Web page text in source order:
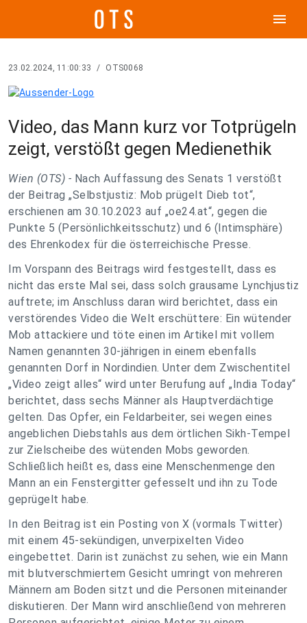
menu
23.02.2024, 11:00:33 / OTS0068
Video, das Mann kurz vor Totprügeln
zeigt, verstößt gegen Medienethik
Wien (OTS) - Nach Auffassung des Senats 1 verstößt
der Beitrag „Selbstjustiz: Mob prügelt Dieb tot“,
erschienen am 30.10.2023 auf „oe24.at“, gegen die
Punkte 5 (Persönlichkeitsschutz) und 6 (Intimsphäre)
des Ehrenkodex für die österreichische Presse.
Im Vorspann des Beitrags wird festgestellt, dass es
nicht das erste Mal sei, dass solch grausame Lynchjustiz
auftrete; im Anschluss daran wird berichtet, dass ein
verstörendes Video die Welt erschüttere: Ein wütender
Mob attackiere und töte einen im Artikel mit vollem
Namen genannten 30-jährigen in einem ebenfalls
genannten Dorf in Nordindien. Unter dem Zwischentitel
„Video zeigt alles“ wird unter Berufung auf „India Today“
berichtet, dass sechs Männer als Hauptverdächtige
gelten. Das Opfer, ein Feldarbeiter, sei wegen eines
angeblichen Diebstahls aus dem örtlichen Sikh-Tempel
zur Zielscheibe des wütenden Mobs geworden.
Schließlich heißt es, dass eine Menschenmenge den
Mann an ein Fenstergitter gefesselt und ihn zu Tode
geprügelt habe.
In den Beitrag ist ein Posting von X (vormals Twitter)
mit einem 45-sekündigen, unverpixelten Video
eingebettet. Darin ist zunächst zu sehen, wie ein Mann
mit blutverschmiertem Gesicht umringt von mehreren
Männern am Boden sitzt und die Personen miteinander
diskutieren. Der Mann wird anschließend von mehreren